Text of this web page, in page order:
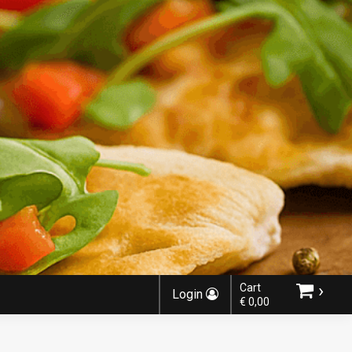
Login
Cart
€ 0,00
›